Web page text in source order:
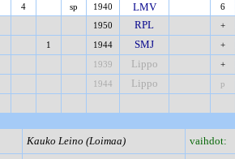
4 sp 1940 LMV 6
1950 RPL +
1 1944 SMJ +
1939 Lippo +
1944 Lippo p
Kauko Leino (Loimaa) vaihdot: